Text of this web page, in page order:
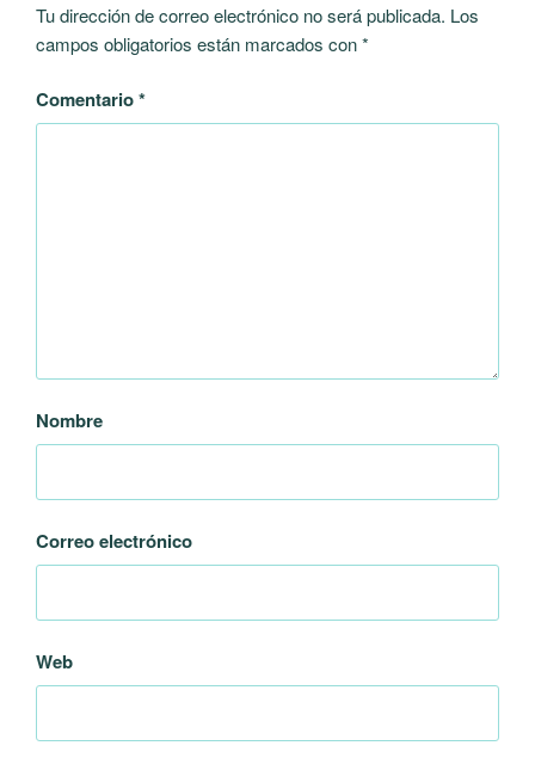
Tu dirección de correo electrónico no será publicada. Los
campos obligatorios están marcados con*
Comentario*
Nombre
Correo electrónico
Web